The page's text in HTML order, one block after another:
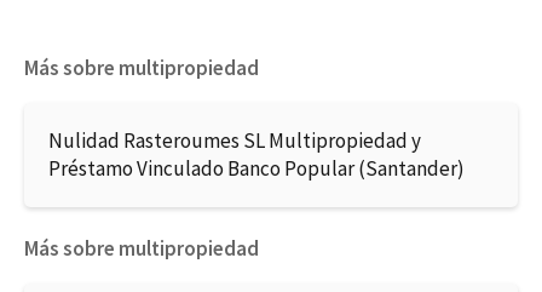
Más sobre multipropiedad
Nulidad Rasteroumes SL Multipropiedad y
Préstamo Vinculado Banco Popular (Santander)
Más sobre multipropiedad